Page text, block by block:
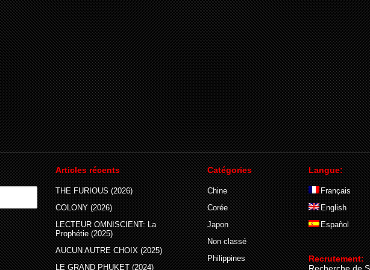
Articles récents
THE FURIOUS (2026)
COLONY (2026)
LECTEUR OMNISCIENT: La
Prophétie (2025)
AUCUN AUTRE CHOIX (2025)
LE GRAND PHUKET (2024)
Catégories
Chine
Corée
Japon
Non classé
Philippines
Langue:
Français
English
Español
Recrutement: